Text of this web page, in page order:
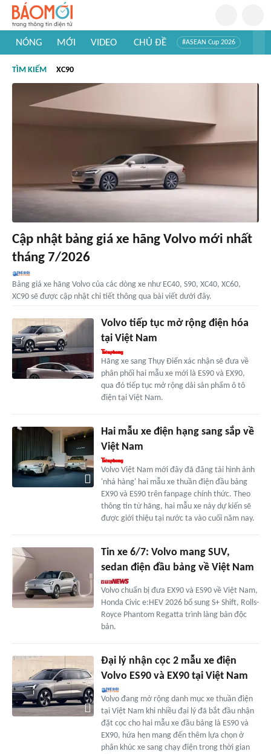
NÓNG MỚI VIDEO CHỦ ĐỀ #ASEAN Cup 2026
#Khám phá thế giới
TÌM KIẾM XC90
Cập nhật bảng giá xe hãng Volvo mới nhất
tháng 7/2026
Bảng giá xe hãng Volvo của các dòng xe như EC40, S90, XC40, XC60,
XC90 sẽ được cập nhật chi tiết thông qua bài viết dưới đây.
Volvo tiếp tục mở rộng điện hóa
tại Việt Nam
Hãng xe sang Thụy Điển xác nhận sẽ đưa về
phân phối hai mẫu xe mới là ES90 và EX90,
qua đó tiếp tục mở rộng dải sản phẩm ô tô
điện tại Việt Nam.
Hai mẫu xe điện hạng sang sắp về
Việt Nam
Volvo Việt Nam mới đây đã đăng tải hình ảnh
'nhá hàng' hai mẫu xe thuần điện đầu bảng
EX90 và ES90 trên fanpage chính thức. Theo
thông tin từ hãng, hai mẫu xe này dự kiến sẽ
được giới thiệu tại nước ta vào cuối năm nay.
Tin xe 6/7: Volvo mang SUV,
sedan điện đầu bảng về Việt Nam
Volvo chuẩn bị đưa EX90 và ES90 về Việt Nam,
Honda Civic e:HEV 2026 bổ sung S+ Shift, Rolls-
Royce Phantom Regatta trình làng bản độc
bản.
Đại lý nhận cọc 2 mẫu xe điện
Volvo ES90 và EX90 tại Việt Nam
Volvo đang mở rộng danh mục xe thuần điện
tại Việt Nam khi nhiều đại lý đã bắt đầu nhận
đặt cọc cho hai mẫu xe đầu bảng là ES90 và
EX90, hứa hẹn mang đến thêm lựa chọn ở
phân khúc xe sang chạy điện trong thời gian